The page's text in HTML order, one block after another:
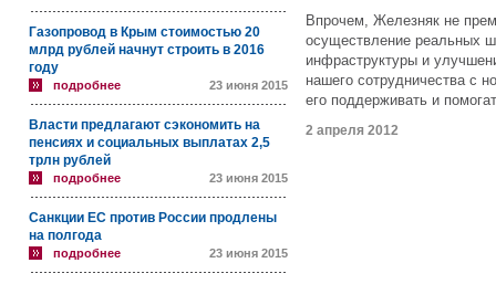
Газопровод в Крым стоимостью 20
млрд рублей начнут строить в 2016
году
подробнее 23 июня 2015
Власти предлагают сэкономить на
пенсиях и социальных выплатах 2,5
трлн рублей
подробнее 23 июня 2015
Санкции ЕС против России продлены
на полгода
подробнее 23 июня 2015
Впрочем, Железняк не
осуществление реальных
инфраструктуры и
нашего сотрудничества с
его поддерживать и
2 апреля 2012